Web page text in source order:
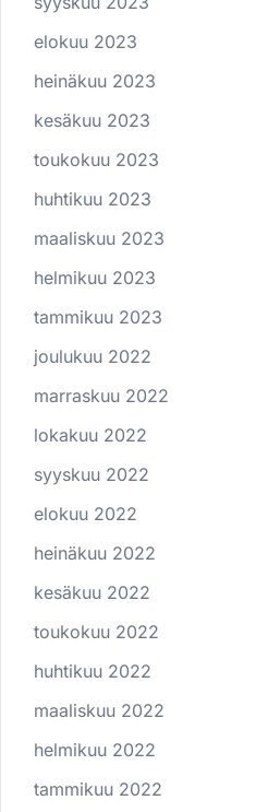
elokuu 2023
heinäkuu 2023
kesäkuu 2023
toukokuu 2023
huhtikuu 2023
maaliskuu 2023
helmikuu 2023
tammikuu 2023
joulukuu 2022
marraskuu 2022
lokakuu 2022
syyskuu 2022
elokuu 2022
heinäkuu 2022
kesäkuu 2022
toukokuu 2022
huhtikuu 2022
maaliskuu 2022
helmikuu 2022
tammikuu 2022